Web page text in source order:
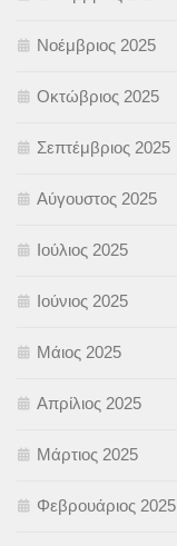
Νοέμβριος 2025
Οκτώβριος 2025
Σεπτέμβριος 2025
Αύγουστος 2025
Ιούλιος 2025
Ιούνιος 2025
Μάιος 2025
Απρίλιος 2025
Μάρτιος 2025
Φεβρουάριος 2025